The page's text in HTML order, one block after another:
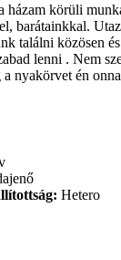
házam körüli
barátainkkal.
találni közösen
lenni . Nem
nyakörvet én
Hetero